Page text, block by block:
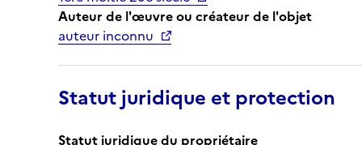
Auteur de l'œuvre ou créateur de l'objet
auteur inconnu
Statut juridique et protection
Statut juridique du propriétaire